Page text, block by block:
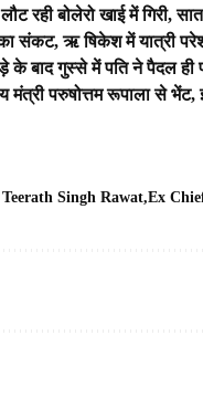
रही बोलेरो खाई में गिरी,
का संकट, ऋ षिकेश में यात्री
बाद गुस्से में पति ने पैदल ही
परुषोत्तम रूपाला से भेंट,
Singh Rawat Ex